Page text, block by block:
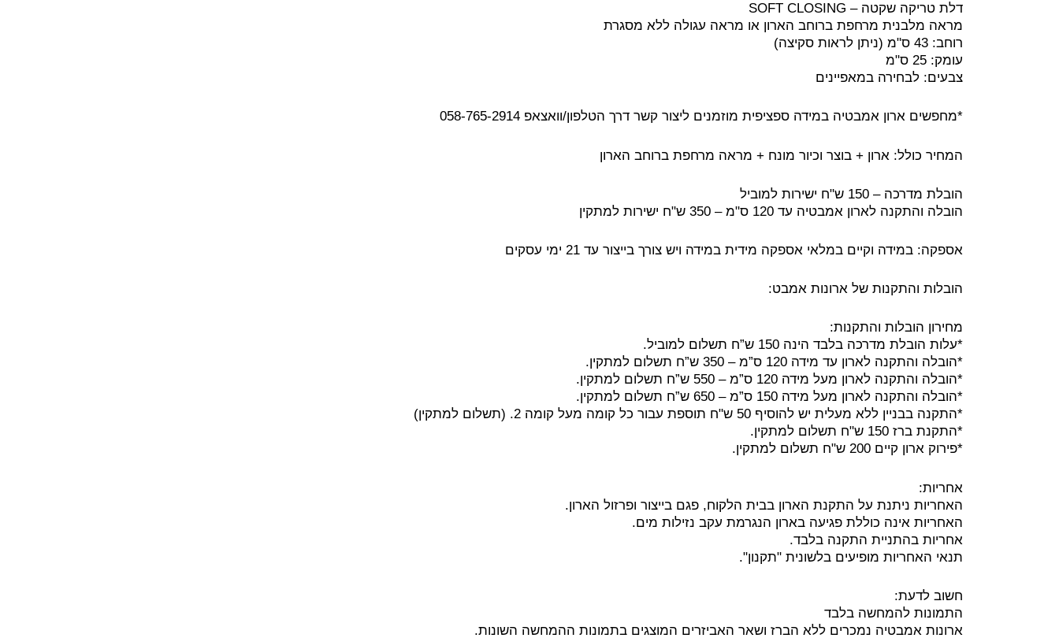
דלת טריקה שקטה – SOFT CLOSING
מראה מלבנית מרחפת ברוחב הארון או מראה עגולה ללא מסגרת
רוחב: 43 ס"מ (ניתן לראות סקיצה)
עומק: 25 ס"מ
צבעים: לבחירה במאפיינים
*מחפשים ארון אמבטיה במידה ספציפית מוזמנים ליצור קשר דרך הטלפון/וואצאפ 058-765-2914
המחיר כולל: ארון + בוצר וכיור מונח + מראה מרחפת ברוחב הארון
הובלת מדרכה – 150 ש"ח ישירות למוביל
הובלה והתקנה לארון אמבטיה עד 120 ס"מ – 350 ש"ח ישירות למתקין
אספקה: במידה וקיים במלאי אספקה מידית במידה ויש צורך בייצור עד 21 ימי עסקים
הובלות והתקנות של ארונות אמבט:
מחירון הובלות והתקנות:
*עלות הובלת מדרכה בלבד הינה 150 ש”ח תשלום למוביל.
*הובלה והתקנה לארון עד מידה 120 ס”מ – 350 ש”ח תשלום למתקין.
*הובלה והתקנה לארון מעל מידה 120 ס”מ – 550 ש”ח תשלום למתקין.
*הובלה והתקנה לארון מעל מידה 150 ס”מ – 650 ש”ח תשלום למתקין.
*התקנה בבניין ללא מעלית יש להוסיף 50 ש"ח תוספת עבור כל קומה מעל קומה 2. (תשלום למתקין)
*התקנת ברז 150 ש"ח תשלום למתקין.
*פירוק ארון קיים 200 ש"ח תשלום למתקין.
אחריות:
האחריות ניתנת על התקנת הארון בבית הלקוח, פגם בייצור ופרזול הארון.
האחריות אינה כוללת פגיעה בארון הנגרמת עקב נזילות מים.
אחריות בהתניית התקנה בלבד.
תנאי האחריות מופיעים בלשונית "תקנון".
חשוב לדעת:
התמונות להמחשה בלבד
ארונות אמבטיה נמכרים ללא הברז ושאר האביזרים המוצגים בתמונות ההמחשה השונות.